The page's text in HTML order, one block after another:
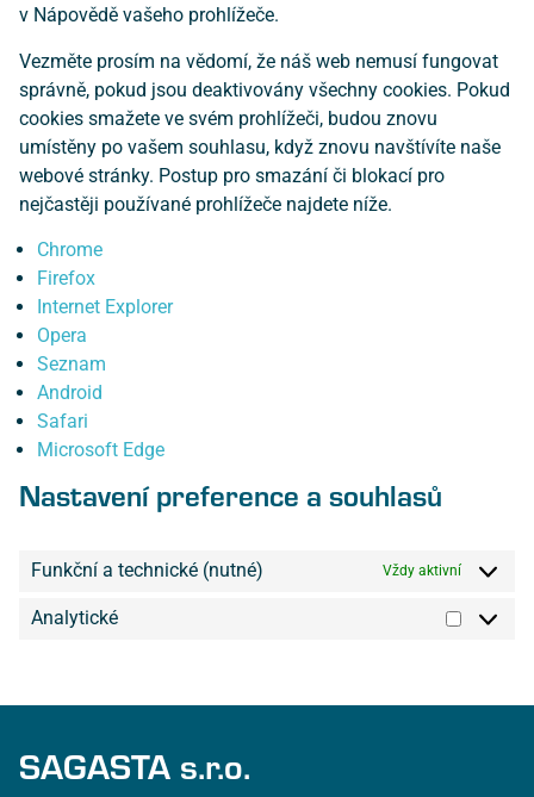
v Nápovědě vašeho prohlížeče.
Vezměte prosím na vědomí, že náš web nemusí fungovat
správně, pokud jsou deaktivovány všechny cookies. Pokud
cookies smažete ve svém prohlížeči, budou znovu
umístěny po vašem souhlasu, když znovu navštívíte naše
webové stránky. Postup pro smazání či blokací pro
nejčastěji používané prohlížeče najdete níže.
Chrome
Firefox
Internet Explorer
Opera
Seznam
Android
Safari
Microsoft Edge
Nastavení preference a souhlasů
Funkční a technické (nutné) Vždy aktivní
Analytické
SAGASTA s.r.o.